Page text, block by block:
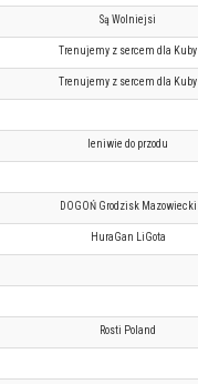
Są Wolniejsi
Trenujemy z sercem dla Kuby
Trenujemy z sercem dla Kuby
leniwie do przodu
DOGOŃ Grodzisk Mazowiecki
HuraGan LiGota
Rosti Poland